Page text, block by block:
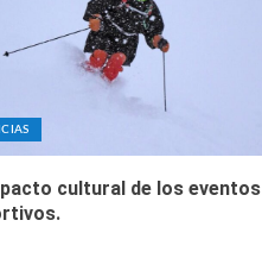
cultural de los eventos